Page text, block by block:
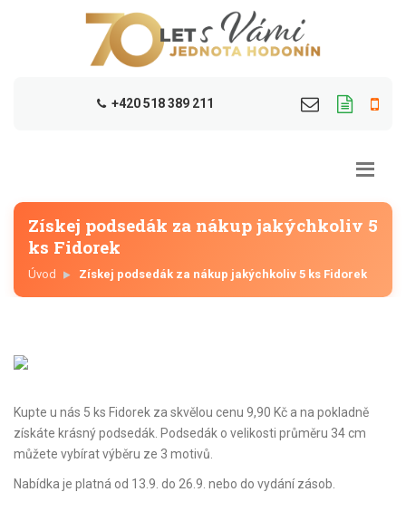
+420 518 389 211
Získej podsedák za nákup jakýchkoliv 5
ks Fidorek
Úvod Získej podsedák za nákup jakýchkoliv 5 ks Fidorek
Kupte u nás 5 ks Fidorek za skvělou cenu 9,90 Kč a na pokladně
získáte krásný podsedák. Podsedák o velikosti průměru 34 cm
můžete vybírat výběru ze 3 motivů.
Nabídka je platná od 13.9. do 26.9. nebo do vydání zásob.